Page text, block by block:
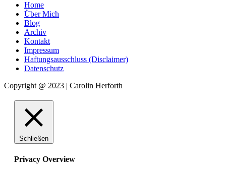
Home
Über Mich
Blog
Archiv
Kontakt
Impressum
Haftungsausschluss (Disclaimer)
Datenschutz
Copyright @ 2023 | Carolin Herforth
Schließen
Privacy Overview